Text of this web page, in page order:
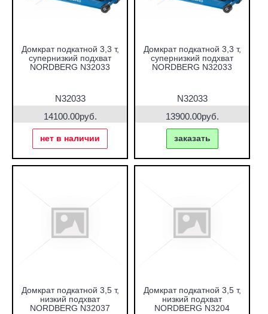
Домкрат подкатной 3,3 т,
супернизкий подхват
NORDBERG N32033
N32033
14100.00руб.
нет в наличии
Домкрат подкатной 3,3 т,
супернизкий подхват
NORDBERG N32033
N32033
13900.00руб.
заказать
Домкрат подкатной 3,5 т,
низкий подхват
NORDBERG N32037
Домкрат подкатной 3,5 т,
низкий подхват
NORDBERG N3204